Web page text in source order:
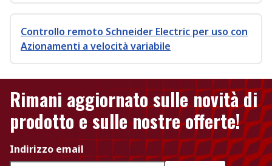
Controllo remoto Schneider Electric per uso con
Azionamenti a velocità variabile
Rimani aggiornato sulle novità di
prodotto e sulle nostre offerte!
Indirizzo email